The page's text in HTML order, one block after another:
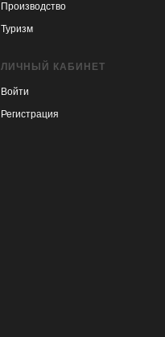
Производство
Туризм
ЛИЧНЫЙ КАБИНЕТ
Войти
Регистрация